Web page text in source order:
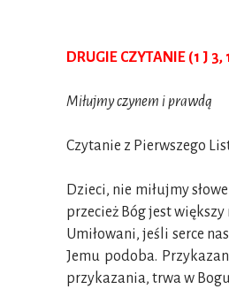
DRUGIE CZYTANIE (1 J 3,
Miłujmy czynem i prawdą
Czytanie z Pierwszego
Dzieci, nie miłujmy
przecież Bóg jest większy
Umiłowani, jeśli serce
Jemu podoba.
przykazania, trwa w